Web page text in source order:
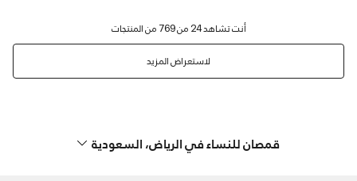
‏‫أنت تشاهد 24 من 769 من المنتجات
لاستعراض المزيد
قمصان للنساء في الرياض، السعودية